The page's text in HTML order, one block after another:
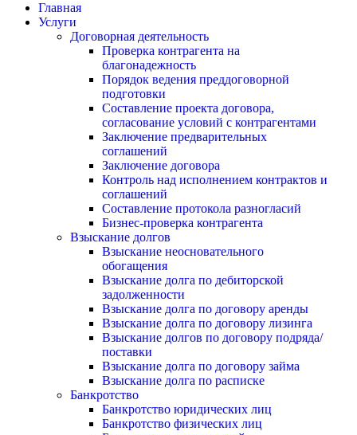
Главная
Услуги
Договорная деятельность
Проверка контрагента на
благонадежность
Порядок ведения преддоговорной
подготовки
Составление проекта договора,
согласование условий с контрагентами
Заключение предварительных
соглашений
Заключение договора
Контроль над исполнением контрактов и
соглашений
Составление протокола разногласий
Бизнес-проверка контрагента
Взыскание долгов
Взыскание неосновательного
обогащения
Взыскание долга по дебиторской
задолженности
Взыскание долга по договору аренды
Взыскание долга по договору лизинга
Взыскание долгов по договору подряда/
поставки
Взыскание долга по договору займа
Взыскание долга по расписке
Банкротство
Банкротство юридических лиц
Банкротство физических лиц